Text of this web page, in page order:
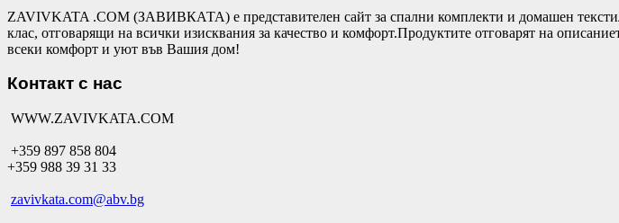
ZAVIVKATA .COM (ЗАВИВКАТА) е представителен сайт за спални комплекти и домашен
клас, отговарящи на всички изисквания за качество и комфорт.Продуктите отговарят на
всеки комфорт и уют във Вашия дом!
Контакт с нас
WWW.ZAVIVKATA.COM
+359 897 858 804
+359 988 39 31 33
zavivkata.com@abv.bg